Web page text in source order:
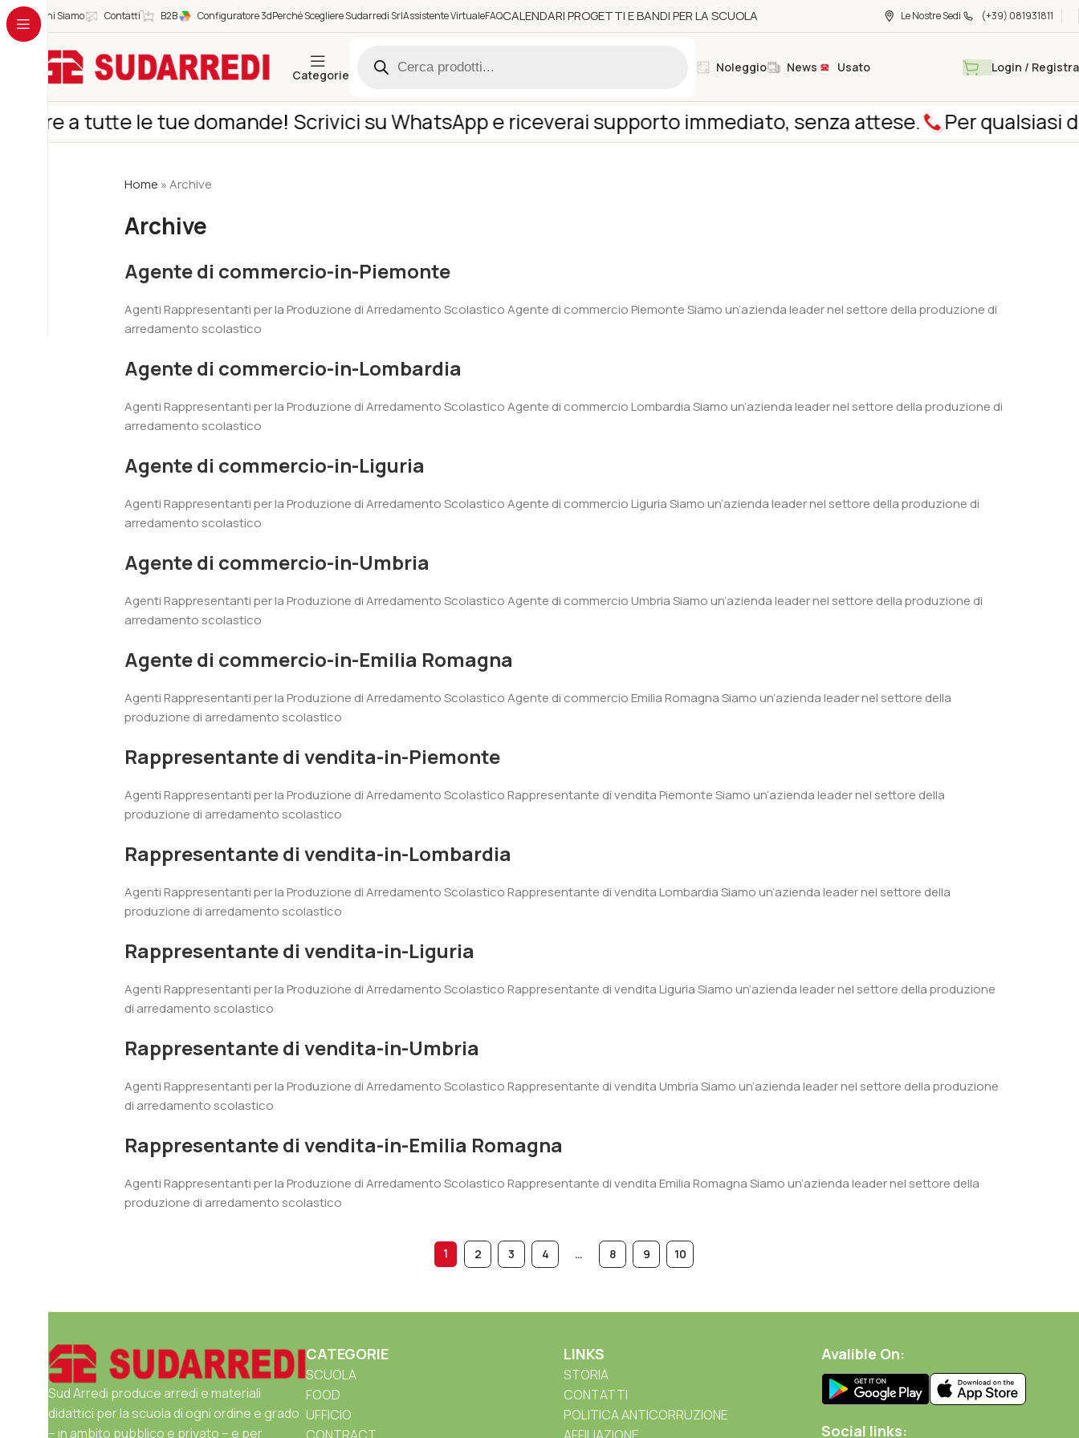
Chi Siamo Contatti B2B Configuratore 3dPerché Scegliere Sudarredi SrlAssistente VirtualeFAQCALENDARI PROGETTI E BANDI PER LA SCUOLA Le Nostre Sedi (+39) 081931811
Categorie
Noleggio News Usato Login /
a tutte le tue domande! Scrivici su WhatsApp e riceverai supporto immediato, senza attese. Per qualsiasi
Home »Archive
Archive
Agente di commercio-in-Piemonte
Agenti Rappresentanti per la Produzione di Arredamento Scolastico Agente di commercio Piemonte Siamo un’azienda leader nel settore della produzione di
arredamento scolastico
Agente di commercio-in-Lombardia
Agenti Rappresentanti per la Produzione di Arredamento Scolastico Agente di commercio Lombardia Siamo un’azienda leader nel settore della produzione di
arredamento scolastico
Agente di commercio-in-Liguria
Agenti Rappresentanti per la Produzione di Arredamento Scolastico Agente di commercio Liguria Siamo un’azienda leader nel settore della produzione di
arredamento scolastico
Agente di commercio-in-Umbria
Agenti Rappresentanti per la Produzione di Arredamento Scolastico Agente di commercio Umbria Siamo un’azienda leader nel settore della produzione di
arredamento scolastico
Agente di commercio-in-Emilia Romagna
Agenti Rappresentanti per la Produzione di Arredamento Scolastico Agente di commercio Emilia Romagna Siamo un’azienda leader nel settore della
produzione di arredamento scolastico
Rappresentante di vendita-in-Piemonte
Agenti Rappresentanti per la Produzione di Arredamento Scolastico Rappresentante di vendita Piemonte Siamo un’azienda leader nel settore della
produzione di arredamento scolastico
Rappresentante di vendita-in-Lombardia
Agenti Rappresentanti per la Produzione di Arredamento Scolastico Rappresentante di vendita Lombardia Siamo un’azienda leader nel settore della
produzione di arredamento scolastico
Rappresentante di vendita-in-Liguria
Agenti Rappresentanti per la Produzione di Arredamento Scolastico Rappresentante di vendita Liguria Siamo un’azienda leader nel settore della produzione
di arredamento scolastico
Rappresentante di vendita-in-Umbria
Agenti Rappresentanti per la Produzione di Arredamento Scolastico Rappresentante di vendita Umbria Siamo un’azienda leader nel settore della produzione
di arredamento scolastico
Rappresentante di vendita-in-Emilia Romagna
Agenti Rappresentanti per la Produzione di Arredamento Scolastico Rappresentante di vendita Emilia Romagna Siamo un’azienda leader nel settore della
produzione di arredamento scolastico
1 2 3 4 … 8 9 10
Sud Arredi produce arredi e materiali
didattici per la scuola di ogni ordine e grado
– in ambito pubblico e privato – e per
CATEGORIE
SCUOLA
FOOD
UFFICIO
LINKS
STORIA
CONTATTI
POLITICA ANTICORRUZIONE
Avalible On:
Social links: